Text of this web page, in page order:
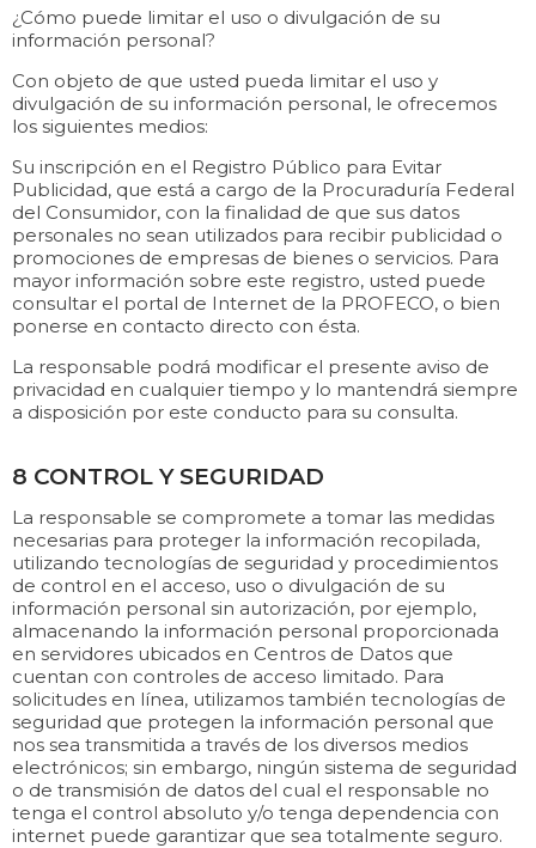
¿Cómo puede limitar el uso o divulgación de su
información personal?
Con objeto de que usted pueda limitar el uso y
divulgación de su información personal, le ofrecemos
los siguientes medios:
Su inscripción en el Registro Público para Evitar
Publicidad, que está a cargo de la Procuraduría Federal
del Consumidor, con la finalidad de que sus datos
personales no sean utilizados para recibir publicidad o
promociones de empresas de bienes o servicios. Para
mayor información sobre este registro, usted puede
consultar el portal de Internet de la PROFECO, o bien
ponerse en contacto directo con ésta.
La responsable podrá modificar el presente aviso de
privacidad en cualquier tiempo y lo mantendrá siempre
a disposición por este conducto para su consulta.
8 CONTROL Y SEGURIDAD
La responsable se compromete a tomar las medidas
necesarias para proteger la información recopilada,
utilizando tecnologías de seguridad y procedimientos
de control en el acceso, uso o divulgación de su
información personal sin autorización, por ejemplo,
almacenando la información personal proporcionada
en servidores ubicados en Centros de Datos que
cuentan con controles de acceso limitado. Para
solicitudes en línea, utilizamos también tecnologías de
seguridad que protegen la información personal que
nos sea transmitida a través de los diversos medios
electrónicos; sin embargo, ningún sistema de seguridad
o de transmisión de datos del cual el responsable no
tenga el control absoluto y/o tenga dependencia con
internet puede garantizar que sea totalmente seguro.